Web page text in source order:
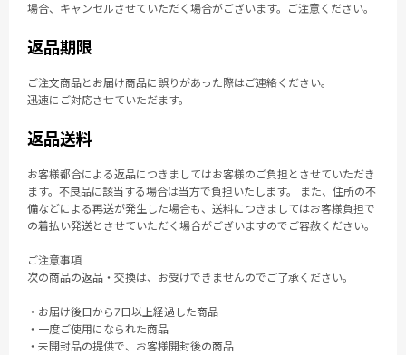
場合、キャンセルさせていただく場合がございます。ご注意ください。
返品期限
ご注文商品とお届け商品に誤りがあった際はご連絡ください。
迅速にご対応させていただます。
返品送料
お客様都合による返品につきましてはお客様のご負担とさせていただき
ます。不良品に該当する場合は当方で負担いたします。 また、住所の不
備などによる再送が発生した場合も、送料につきましてはお客様負担で
の着払い発送とさせていただく場合がございますのでご容赦ください。
ご注意事項
次の商品の返品・交換は、お受けできませんのでご了承ください。
・お届け後日から7日以上経過した商品
・一度ご使用になられた商品
・未開封品の提供で、お客様開封後の商品